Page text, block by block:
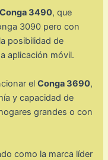
Conga 3490, que
3090 pero con
posibilidad de
aplicación móvil.
elConga 3690,
y capacidad de
grandes o con
como la marca líder